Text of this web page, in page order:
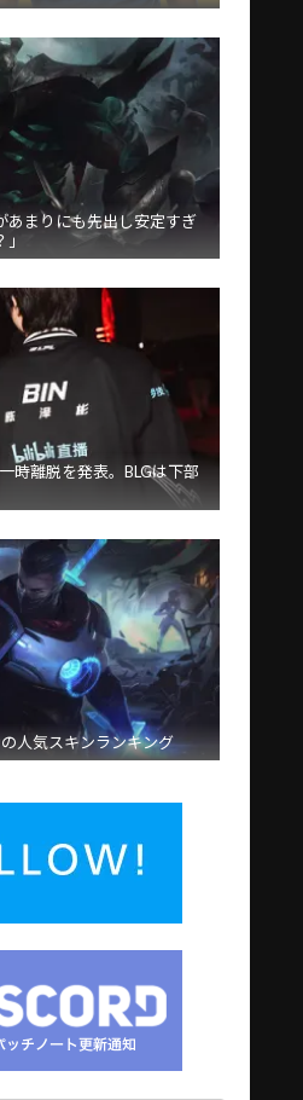
あまりにも先出し安定すぎ
時離脱を発表。BLGは下部
の人気スキンランキング